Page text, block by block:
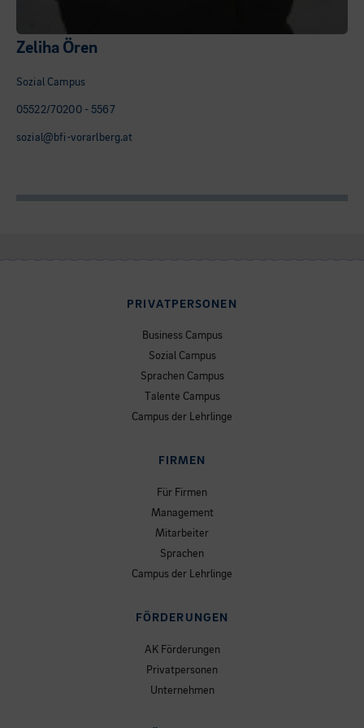
Zeliha Ören
Sozial Campus
05522/70200 - 5567
sozial@bfi-vorarlberg.at
PRIVATPERSONEN
Business Campus
Sozial Campus
Sprachen Campus
Talente Campus
Campus der Lehrlinge
FIRMEN
Für Firmen
Management
Mitarbeiter
Sprachen
Campus der Lehrlinge
FÖRDERUNGEN
AK Förderungen
Privatpersonen
Unternehmen